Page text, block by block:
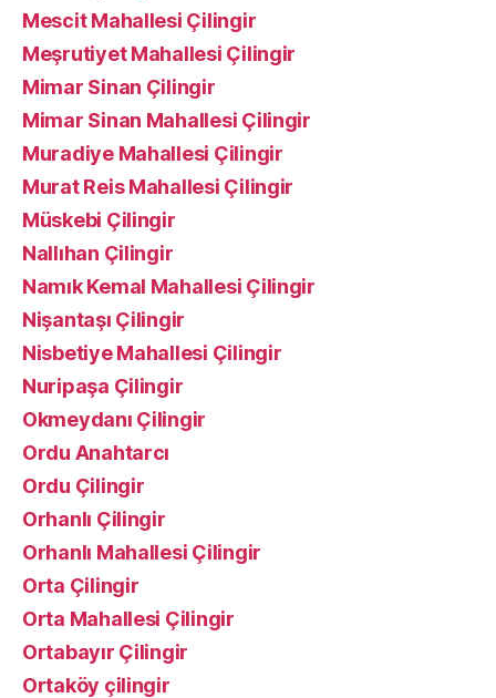
Mescit Mahallesi Çilingir
Meşrutiyet Mahallesi Çilingir
Mimar Sinan Çilingir
Mimar Sinan Mahallesi Çilingir
Muradiye Mahallesi Çilingir
Murat Reis Mahallesi Çilingir
Müskebi Çilingir
Nallıhan Çilingir
Namık Kemal Mahallesi Çilingir
Nişantaşı Çilingir
Nisbetiye Mahallesi Çilingir
Nuripaşa Çilingir
Okmeydanı Çilingir
Ordu Anahtarcı
Ordu Çilingir
Orhanlı Çilingir
Orhanlı Mahallesi Çilingir
Orta Çilingir
Orta Mahallesi Çilingir
Ortabayır Çilingir
Ortaköy çilingir